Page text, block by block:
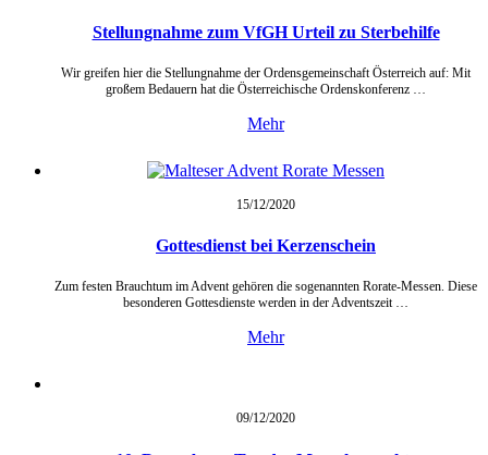
Stellungnahme zum VfGH Urteil zu Sterbehilfe
Wir greifen hier die Stellungnahme der Ordensgemeinschaft Österreich auf: Mit
großem Bedauern hat die Österreichische Ordenskonferenz …
Mehr
15/12/2020
Gottesdienst bei Kerzenschein
Zum festen Brauchtum im Advent gehören die sogenannten Rorate-Messen. Diese
besonderen Gottesdienste werden in der Adventszeit …
Mehr
09/12/2020